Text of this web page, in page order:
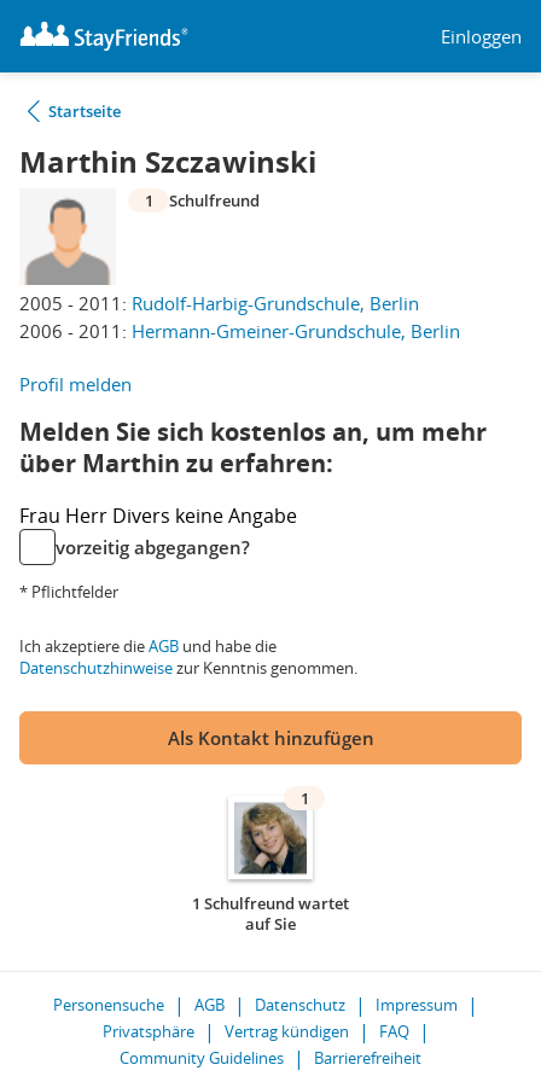
Einloggen
Startseite
Marthin Szczawinski
2005 - 2011: Rudolf-Harbig-Grundschule, Berlin
2006 - 2011: Hermann-Gmeiner-Grundschule, Berlin
1 Schulfreund
Profil melden
Melden Sie sich kostenlos an, um mehr
über Marthin zu erfahren:
Frau Herr Divers keine Angabe
vorzeitig abgegangen?
* Pflichtfelder
Ich akzeptiere dieAGB und habe die
Datenschutzhinweisezur Kenntnis genommen.
Als Kontakt hinzufügen
1
1 Schulfreund wartet
auf Sie
Personensuche AGB Datenschutz
Impressum
Privatsphäre
Vertrag kündigen
FAQ
Community Guidelines
Barrierefreiheit